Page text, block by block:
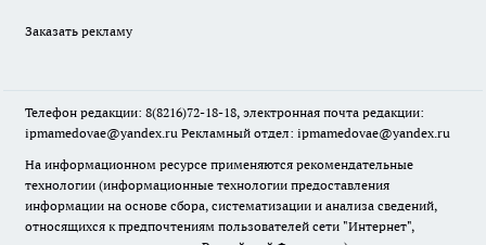
Заказать рекламу
Телефон редакции: 8(8216)72-18-18, электронная почта редакции:
ipmamedovae@yandex.ru Рекламный отдел: ipmamedovae@yandex.ru
На информационном ресурсе применяются рекомендательные
технологии (информационные технологии предоставления
информации на основе сбора, систематизации и анализа сведений,
относящихся к предпочтениям пользователей сети "Интернет",